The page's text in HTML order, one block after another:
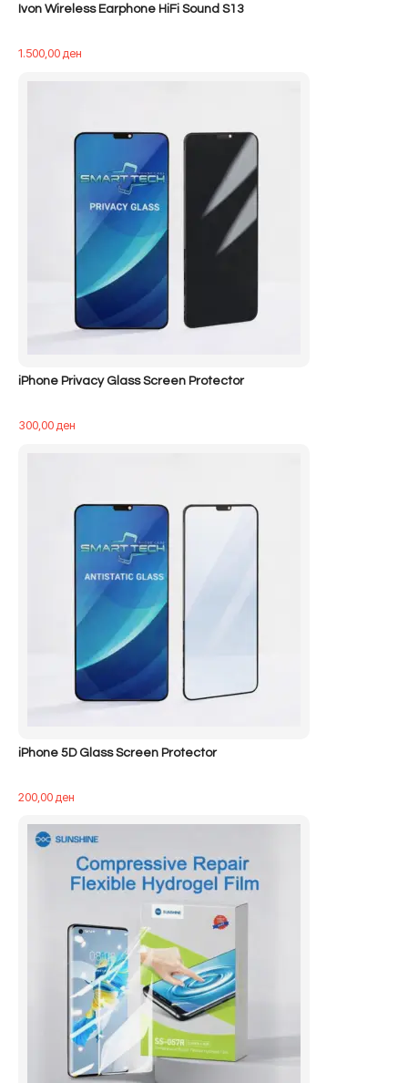
Ivon Wireless Earphone HiFi Sound S13
1.500,00ден
iPhone Privacy Glass Screen Protector
300,00ден
iPhone 5D Glass Screen Protector
200,00ден